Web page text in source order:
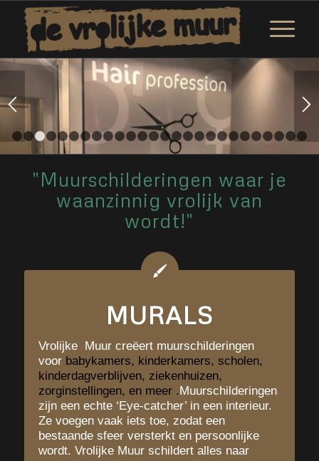
1 2 7 8 9 1011 1213 14 15 16 17 18 1920
"Muurschilderingen waar je
waanzinnig vrolijk van
wordt!"
MURALS
Vrolijke Muur creëert muurschilderingen
voor babykamers, kinderkamers, scholen,
kinderdagverblijven, ziekenhuizen,
zorginstellingen, en meer. Muurschilderingen
zijn een echte ‘Eye-catcher’ in een interieur.
Ze voegen vaak iets toe, zodat een
bestaande sfeer versterkt en persoonlijke
wordt. Vrolijke Muur schildert alles naar